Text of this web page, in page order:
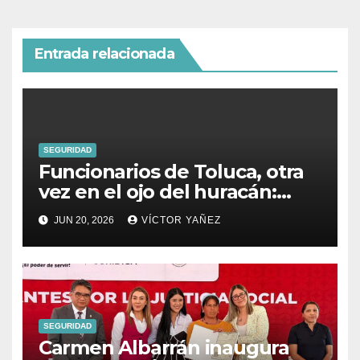
Entrada relacionada
SEGURIDAD
Funcionarios de Toluca, otra
vez en el ojo del huracán:
denuncian a secretario del
Ayuntamiento por presunto
abuso sexual
JUN 20, 2026 VÍCTOR YAÑEZ
SEGURIDAD
Carmen Albarrán inaugura